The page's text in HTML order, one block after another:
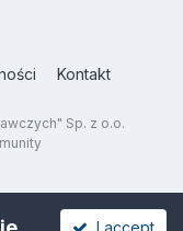
Kontakt
Sp. z o.o.
I accept